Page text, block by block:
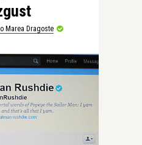
Marea Dragoste